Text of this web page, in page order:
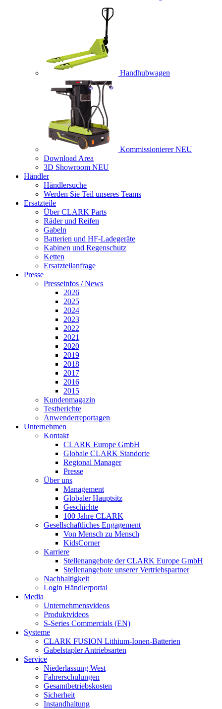
Handhubwagen
Kommissionierer NEU
Download Area
3D Showroom NEU
Händler
Händlersuche
Werden Sie Teil unseres Teams
Ersatzteile
Über CLARK Parts
Räder und Reifen
Gabeln
Batterien und HF-Ladegeräte
Kabinen und Regenschutz
Ketten
Ersatzteilanfrage
Presse
Presseinfos / News
2026
2025
2024
2023
2022
2021
2020
2019
2018
2017
2016
2015
Kundenmagazin
Testberichte
Anwenderreportagen
Unternehmen
Kontakt
CLARK Europe GmbH
Globale CLARK Standorte
Regional Manager
Presse
Über uns
Management
Globaler Hauptsitz
Geschichte
100 Jahre CLARK
Gesellschaftliches Engagement
Von Mensch zu Mensch
KidsCorner
Karriere
Stellenangebote der CLARK Europe GmbH
Stellenangebote unserer Vertriebspartner
Nachhaltigkeit
Login Händlerportal
Media
Unternehmensvideos
Produktvideos
S-Series Commercials (EN)
Systeme
CLARK FUSION Lithium-Ionen-Batterien
Gabelstapler Antriebsarten
Service
Niederlassung West
Fahrerschulungen
Gesamtbetriebskosten
Sicherheit
Instandhaltung